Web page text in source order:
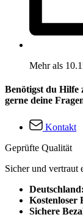
Mehr als
Benötigst du Hilfe
gerne deine
Kontakt
Geprüfte Qualität
Sicher und vertraut
Kostenloser
Sichere